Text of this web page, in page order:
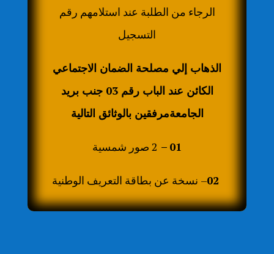
الرجاء من الطلبة عند استلامهم رقم
التسجيل
الذهاب إلي مصلحة الضمان الاجتماعي
الكائن عند الباب رقم 03 جنب بريد
الجامعةمرفقين بالوثائق التالية
01 – 2 صور شمسية
– نسخة عن بطاقة التعريف الوطنية